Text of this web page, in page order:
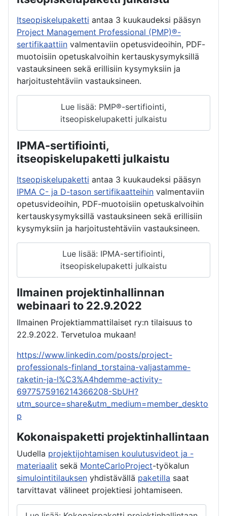
Itseopiskelupaketti antaa 3 kuukaudeksi pääsyn
Project Management Professional (PMP)®-
sertifikaattiin valmentaviin opetusvideoihin, PDF-
muotoisiin opetuskalvoihin kertauskysymyksillä
vastauksineen sekä erillisiin kysymyksiin ja
harjoitustehtäviin vastauksineen.
Lue lisää: PMP®-sertifiointi,
itseopiskelupaketti julkaistu
IPMA-sertifiointi,
itseopiskelupaketti julkaistu
Itseopiskelupaketti antaa 3 kuukaudeksi pääsyn
IPMA C- ja D-tason sertifikaatteihin valmentaviin
opetusvideoihin, PDF-muotoisiin opetuskalvoihin
kertauskysymyksillä vastauksineen sekä erillisiin
kysymyksiin ja harjoitustehtäviin vastauksineen.
Lue lisää: IPMA-sertifiointi,
itseopiskelupaketti julkaistu
Ilmainen projektinhallinnan
webinaari to 22.9.2022
Ilmainen Projektiammattilaiset ry:n tilaisuus to
22.9.2022. Tervetuloa mukaan!
https://www.linkedin.com/posts/project-
professionals-finland_torstaina-valjastamme-
raketin-ja-l%C3%A4hdemme-activity-
6977575916214366208-SbUH?
utm_source=share&utm_medium=member_deskto
p
Kokonaispaketti projektinhallintaan
Uudella projektijohtamisen koulutusvideot ja -
materiaalit sekä MonteCarloProject-työkalun
simulointitilauksen yhdistävällä paketilla saat
tarvittavat välineet projektiesi johtamiseen.